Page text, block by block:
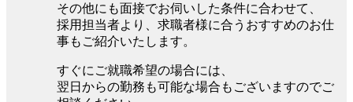
その他にも面接でお伺いした条件に合わせて、
採用担当者より、求職者様に合うおすすめのお仕
事もご紹介いたします。
すぐにご就職希望の場合には、
翌日からの勤務も可能な場合もございますのでご